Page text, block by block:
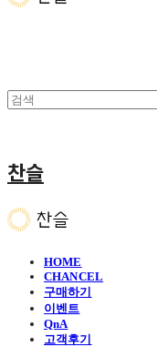
찬슬
HOME
CHANCEL
구매하기
이벤트
QnA
고객후기